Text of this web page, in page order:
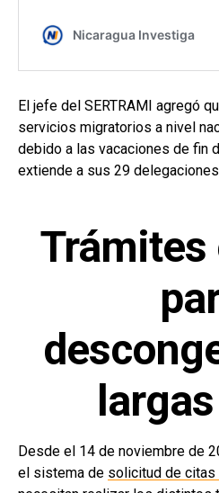
El jefe del SERTRAMI agregó
servicios migratorios a nivel
debido a las vacaciones de fin
extiende a sus 29
Trámites
Desde el 14 de noviembre de
el sistema de solicitud de citas